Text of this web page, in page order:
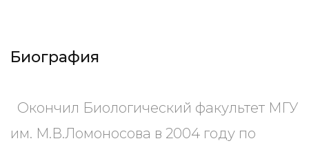
Биография
Окончил Биологический факультет МГУ
им. М.В.Ломоносова в 2004 году по